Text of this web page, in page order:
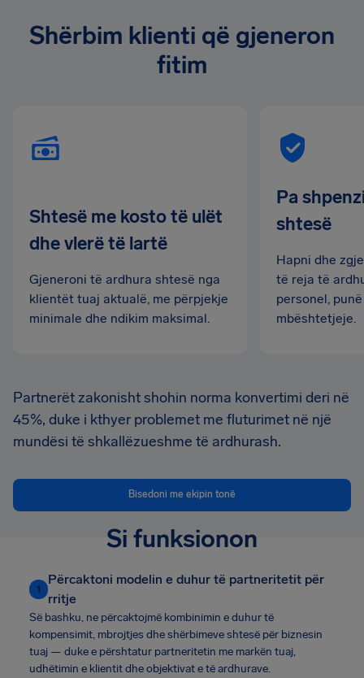
Shërbim klienti që gjeneron
fitim
Shtesë me kosto të ulët
dhe vlerë të lartë
Gjeneroni të ardhura shtesë nga
klientët tuaj aktualë, me përpjekje
minimale dhe ndikim maksimal.
Pa
shtesë
Hapni dhe
të reja të
personel,
mbështetjeje.
Partnerët zakonisht shohin norma konvertimi deri në
45%, duke i kthyer problemet me fluturimet në një
mundësi të shkallëzueshme të ardhurash.
Bisedoni me ekipin tonë
Si funksionon
1
Përcaktoni modelin e duhur të partneritetit për
rritje
Së bashku, ne përcaktojmë kombinimin e duhur të
kompensimit, mbrojtjes dhe shërbimeve shtesë për biznesin
tuaj — duke e përshtatur partneritetin me markën tuaj,
udhëtimin e klientit dhe objektivat e të ardhurave.